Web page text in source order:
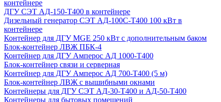
контейнере
ДГУ СЭТ АД-150-Т400 в контейнере
Дизельный генератор СЭТ АД-100С-Т400 100 кВт в
контейнере
Контейнер для ДГУ MGE 250 кВт с дополнительным баком
Блок-контейнер ЛВЖ ПБК-4
Контейнер для ДГУ Амперос АД 1000-Т400
Блок-контейнер связи и серверная
Контейнер для ДГУ Амперос АД 700-Т400 (5 м)
Блок-контейнер ЛВЖ с вышибными окнами
Контейнеры для ДГУ СЭТ АД-30-Т400 и АД-50-Т400
Контейнеры для бытовых помещений